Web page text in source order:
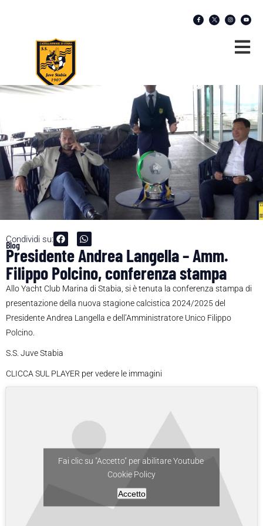
Condividi su:
Blog
Presidente Andrea Langella – Amm.
Filippo Polcino, conferenza stampa
Allo Yacht Club Marina di Stabia, si è tenuta la conferenza stampa di
presentazione della nuova stagione calcistica 2024/2025 del
Presidente Andrea Langella e dell’Amministratore Unico Filippo
Polcino.
S.S. Juve Stabia
CLICCA SUL PLAYER per vedere le immagini
Fai clic su "Accetto" per abilitare Youtube
Cookie Policy
Accetto